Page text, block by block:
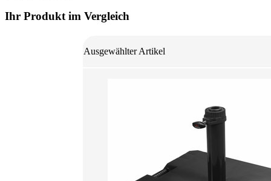
Ihr Produkt im Vergleich
Ausgewählter Artikel